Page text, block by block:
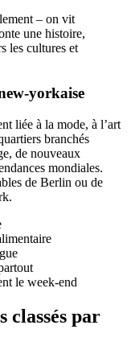
– on vit
une histoire,
les cultures et
yorkaise
liée à la mode, à l’art
branchés
de nouveaux
mondiales.
de Berlin ou de
le week-end
classés par